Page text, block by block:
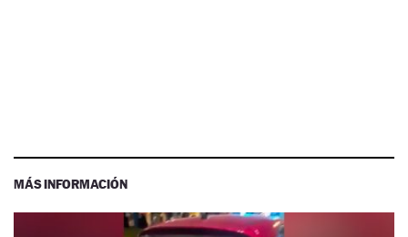
MÁS INFORMACIÓN